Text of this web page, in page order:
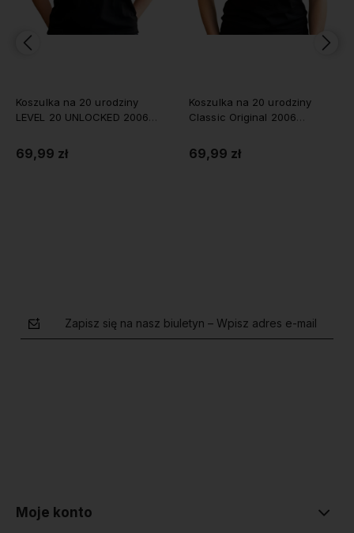
Koszulka na 20 urodziny
Classic Original 2006
69,99 zł
Koszulka ŻABÓJCZA
DWUDZIESTKA
69,99 zł
Zapisz się na nasz biuletyn – Wpisz adres e-mail
Moje konto